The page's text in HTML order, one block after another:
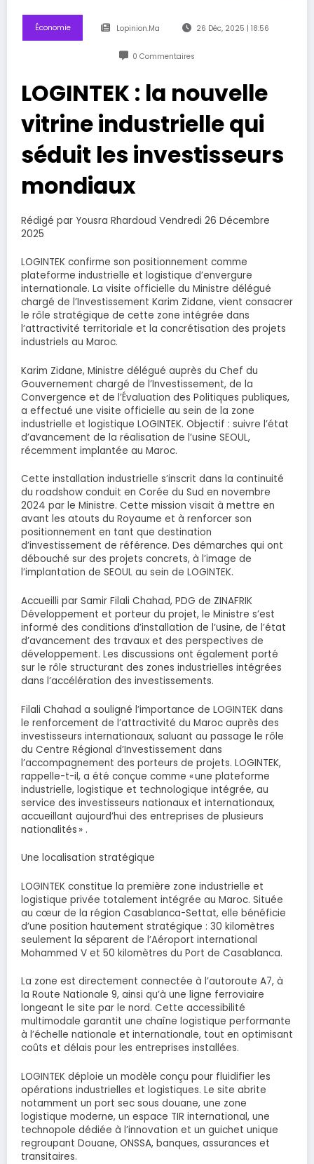
Économie Lopinion.ma 26 Déc, 2025 | 18:56
0 Commentaires
LOGINTEK : la nouvelle
vitrine industrielle qui
séduit les investisseurs
mondiaux
Rédigé par Yousra Rhardoud Vendredi 26 Décembre
2025
LOGINTEK confirme son positionnement comme
plateforme industrielle et logistique d’envergure
internationale. La visite officielle du Ministre délégué
chargé de l’Investissement Karim Zidane, vient consacrer
le rôle stratégique de cette zone intégrée dans
l’attractivité territoriale et la concrétisation des projets
industriels au Maroc.
Karim Zidane, Ministre délégué auprès du Chef du
Gouvernement chargé de l’Investissement, de la
Convergence et de l’Évaluation des Politiques publiques,
a effectué une visite officielle au sein de la zone
industrielle et logistique LOGINTEK. Objectif : suivre l’état
d’avancement de la réalisation de l’usine SEOUL,
récemment implantée au Maroc.
Cette installation industrielle s’inscrit dans la continuité
du roadshow conduit en Corée du Sud en novembre
2024 par le Ministre. Cette mission visait à mettre en
avant les atouts du Royaume et à renforcer son
positionnement en tant que destination
d’investissement de référence. Des démarches qui ont
débouché sur des projets concrets, à l’image de
l’implantation de SEOUL au sein de LOGINTEK.
Accueilli par Samir Filali Chahad, PDG de ZINAFRIK
Développement et porteur du projet, le Ministre s’est
informé des conditions d’installation de l’usine, de l’état
d’avancement des travaux et des perspectives de
développement. Les discussions ont également porté
sur le rôle structurant des zones industrielles intégrées
dans l’accélération des investissements.
Filali Chahad a souligné l’importance de LOGINTEK dans
le renforcement de l’attractivité du Maroc auprès des
investisseurs internationaux, saluant au passage le rôle
du Centre Régional d’Investissement dans
l’accompagnement des porteurs de projets. LOGINTEK,
rappelle-t-il, a été conçue comme « une plateforme
industrielle, logistique et technologique intégrée, au
service des investisseurs nationaux et internationaux,
accueillant aujourd’hui des entreprises de plusieurs
nationalités » .
Une localisation stratégique
LOGINTEK constitue la première zone industrielle et
logistique privée totalement intégrée au Maroc. Située
au cœur de la région Casablanca-Settat, elle bénéficie
d’une position hautement stratégique : 30 kilomètres
seulement la séparent de l’Aéroport international
Mohammed V et 50 kilomètres du Port de Casablanca.
La zone est directement connectée à l’autoroute A7, à
la Route Nationale 9, ainsi qu’à une ligne ferroviaire
longeant le site par le nord. Cette accessibilité
multimodale garantit une chaîne logistique performante
à l’échelle nationale et internationale, tout en optimisant
coûts et délais pour les entreprises installées.
LOGINTEK déploie un modèle conçu pour fluidifier les
opérations industrielles et logistiques. Le site abrite
notamment un port sec sous douane, une zone
logistique moderne, un espace TIR international, une
technopole dédiée à l’innovation et un guichet unique
regroupant Douane, ONSSA, banques, assurances et
transitaires.